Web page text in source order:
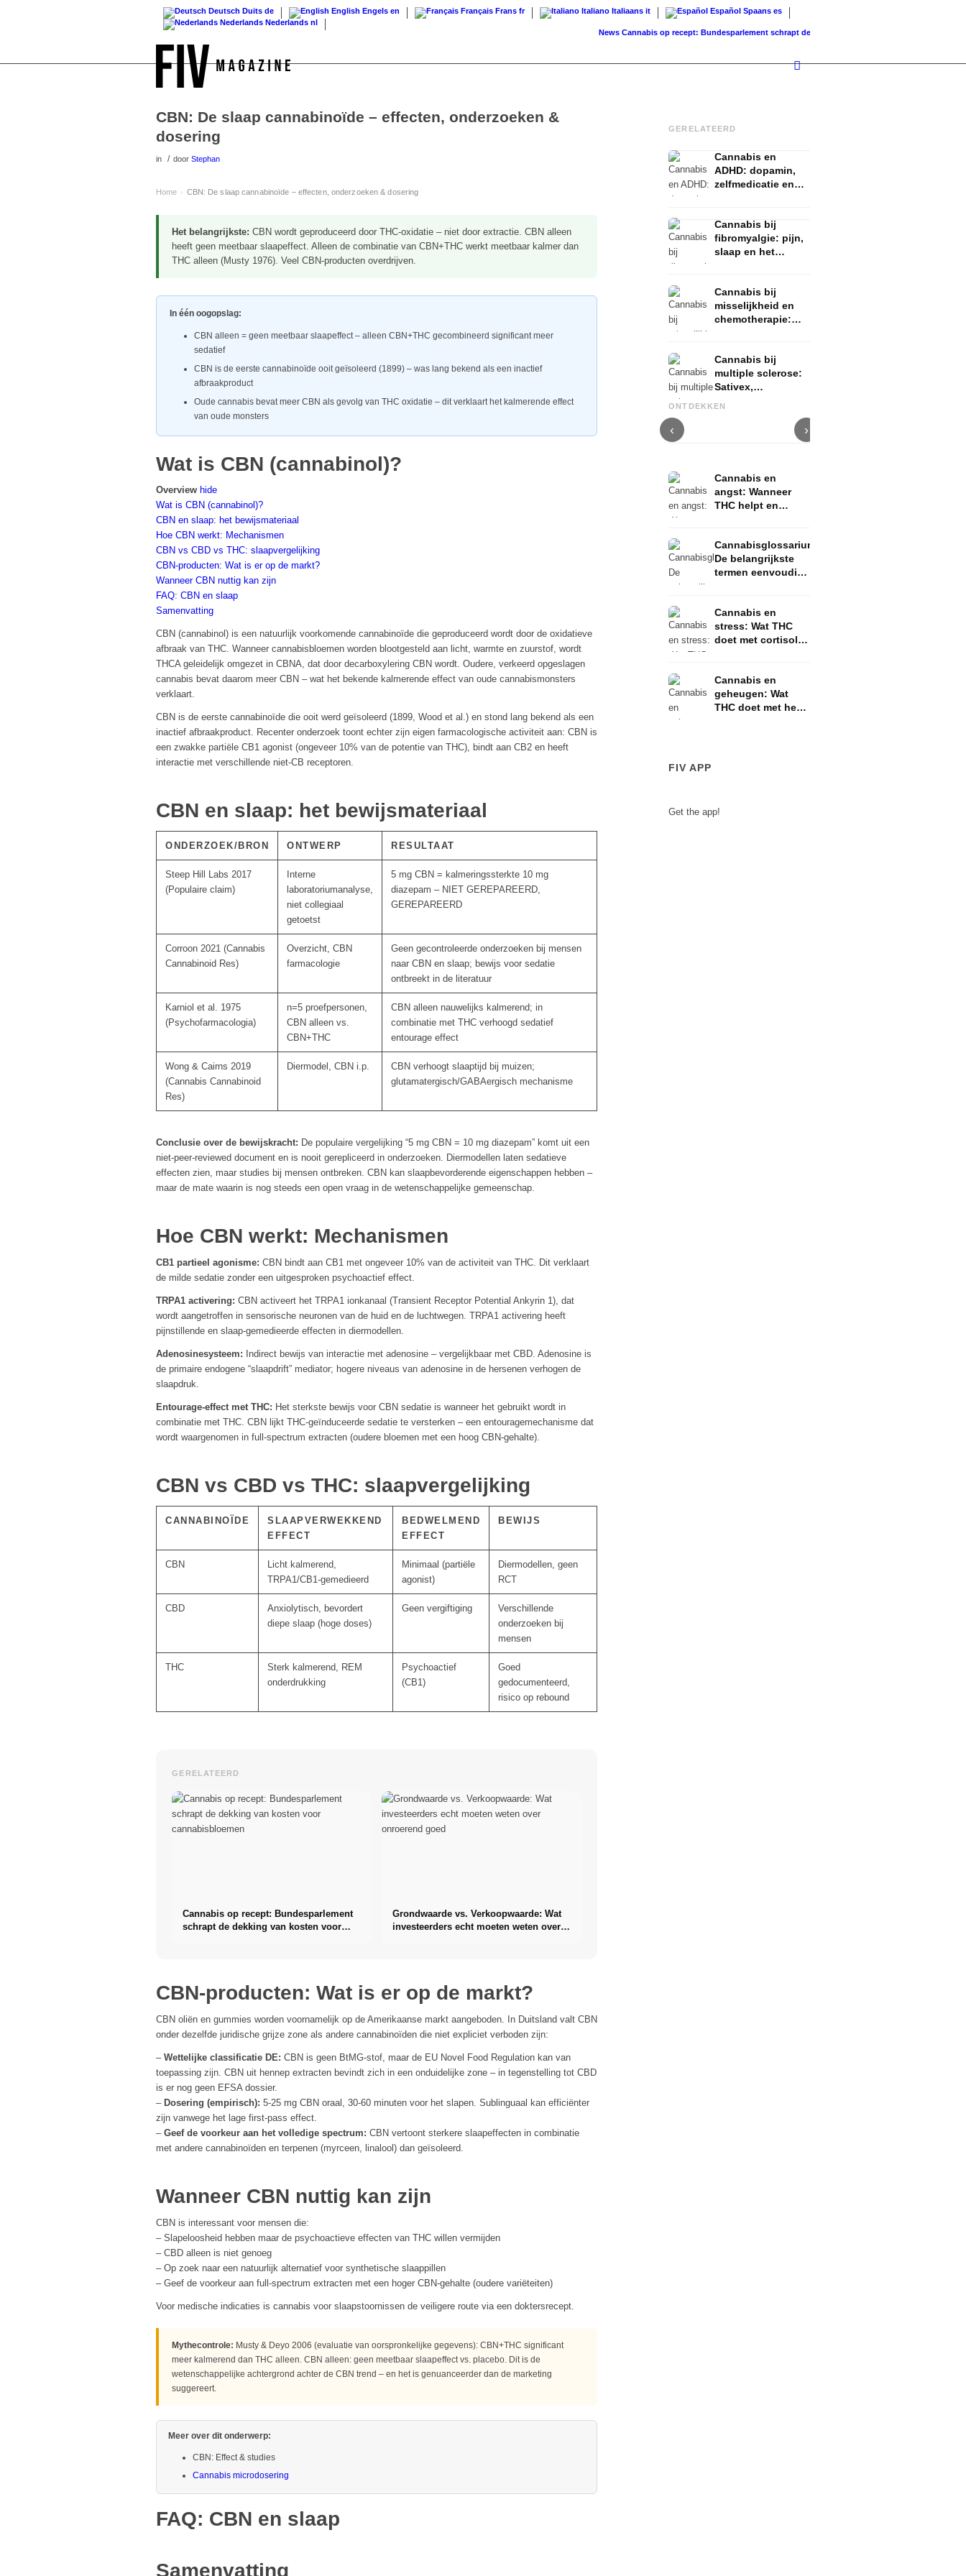
Deutsch Duits de English Engels en Français Frans fr Italiano Italiaans it Español Spaans es
Nederlands Nederlands nl
Cannabis op recept: Bundesparlement schrapt de dekking...
CBN: De slaap cannabinoïde – effecten, onderzoeken &
dosering
in / door Stephan
Home › CBN: De slaap cannabinoïde – effecten, onderzoeken & dosering
Het belangrijkste: CBN wordt geproduceerd door THC-oxidatie – niet door extractie. CBN alleen
heeft geen meetbaar slaapeffect. Alleen de combinatie van CBN+THC werkt meetbaar kalmer dan
THC alleen (Musty 1976). Veel CBN-producten overdrijven.
In één oogopslag:
CBN alleen = geen meetbaar slaapeffect – alleen CBN+THC gecombineerd significant meer
sedatief
CBN is de eerste cannabinoïde ooit geïsoleerd (1899) – was lang bekend als een inactief
afbraakproduct
Oude cannabis bevat meer CBN als gevolg van THC oxidatie – dit verklaart het kalmerende effect
van oude monsters
Wat is CBN (cannabinol)?
Overview hide
Wat is CBN (cannabinol)?
CBN en slaap: het bewijsmateriaal
Hoe CBN werkt: Mechanismen
CBN vs CBD vs THC: slaapvergelijking
CBN-producten: Wat is er op de markt?
Wanneer CBN nuttig kan zijn
FAQ: CBN en slaap
Samenvatting
CBN (cannabinol) is een natuurlijk voorkomende cannabinoïde die geproduceerd wordt door de oxidatieve
afbraak van THC. Wanneer cannabisbloemen worden blootgesteld aan licht, warmte en zuurstof, wordt
THCA geleidelijk omgezet in CBNA, dat door decarboxylering CBN wordt. Oudere, verkeerd opgeslagen
cannabis bevat daarom meer CBN – wat het bekende kalmerende effect van oude cannabismonsters
verklaart.
CBN is de eerste cannabinoïde die ooit werd geïsoleerd (1899, Wood et al.) en stond lang bekend als een
inactief afbraakproduct. Recenter onderzoek toont echter zijn eigen farmacologische activiteit aan: CBN is
een zwakke partiële CB1 agonist (ongeveer 10% van de potentie van THC), bindt aan CB2 en heeft
interactie met verschillende niet-CB receptoren.
CBN en slaap: het bewijsmateriaal
ONDERZOEK/BRON ONTWERP RESULTAAT
Steep Hill Labs 2017
(Populaire claim)
Interne
laboratoriumanalyse,
niet collegiaal
getoetst
5 mg CBN = kalmeringssterkte 10 mg
diazepam – NIET GEREPAREERD,
GEREPAREERD
Corroon 2021 (Cannabis
Cannabinoid Res)
Overzicht, CBN
farmacologie
Geen gecontroleerde onderzoeken bij mensen
naar CBN en slaap; bewijs voor sedatie
ontbreekt in de literatuur
Karniol et al. 1975
(Psychofarmacologia)
n=5 proefpersonen,
CBN alleen vs.
CBN+THC
CBN alleen nauwelijks kalmerend; in
combinatie met THC verhoogd sedatief
entourage effect
Wong & Cairns 2019
(Cannabis Cannabinoid
Res)
Diermodel, CBN i.p.
CBN verhoogt slaaptijd bij muizen;
glutamatergisch/GABAergisch mechanisme
Conclusie over de bewijskracht: De populaire vergelijking “5 mg CBN = 10 mg diazepam” komt uit een
niet-peer-reviewed document en is nooit gerepliceerd in onderzoeken. Diermodellen laten sedatieve
effecten zien, maar studies bij mensen ontbreken. CBN kan slaapbevorderende eigenschappen hebben –
maar de mate waarin is nog steeds een open vraag in de wetenschappelijke gemeenschap.
Hoe CBN werkt: Mechanismen
CB1 partieel agonisme: CBN bindt aan CB1 met ongeveer 10% van de activiteit van THC. Dit verklaart
de milde sedatie zonder een uitgesproken psychoactief effect.
TRPA1 activering: CBN activeert het TRPA1 ionkanaal (Transient Receptor Potential Ankyrin 1), dat
wordt aangetroffen in sensorische neuronen van de huid en de luchtwegen. TRPA1 activering heeft
pijnstillende en slaap-gemedieerde effecten in diermodellen.
Adenosinesysteem: Indirect bewijs van interactie met adenosine – vergelijkbaar met CBD. Adenosine is
de primaire endogene “slaapdrift” mediator; hogere niveaus van adenosine in de hersenen verhogen de
slaapdruk.
Entourage-effect met THC: Het sterkste bewijs voor CBN sedatie is wanneer het gebruikt wordt in
combinatie met THC. CBN lijkt THC-geïnduceerde sedatie te versterken – een entouragemechanisme dat
wordt waargenomen in full-spectrum extracten (oudere bloemen met een hoog CBN-gehalte).
CBN vs CBD vs THC: slaapvergelijking
CANNABINOÏDE
SLAAPVERWEKKEND
EFFECT
BEDWELMEND
EFFECT
BEWIJS
CBN
Licht kalmerend,
TRPA1/CB1-gemedieerd
Minimaal (partiële
agonist)
Diermodellen, geen
RCT
CBD
Anxiolytisch, bevordert
diepe slaap (hoge doses)
Geen vergiftiging
Verschillende
onderzoeken bij
mensen
THC
Sterk kalmerend, REM
onderdrukking
Psychoactief
(CB1)
Goed
gedocumenteerd,
risico op rebound
GERELATEERD
Cannabis op recept: Bundesparlement
schrapt de dekking van kosten voor
Grondwaarde vs. Verkoopwaarde: Wat
investeerders echt moeten weten over
CBN-producten: Wat is er op de markt?
CBN oliën en gummies worden voornamelijk op de Amerikaanse markt aangeboden. In Duitsland valt CBN
onder dezelfde juridische grijze zone als andere cannabinoïden die niet expliciet verboden zijn:
– Wettelijke classificatie DE: CBN is geen BtMG-stof, maar de EU Novel Food Regulation kan van
toepassing zijn. CBN uit hennep extracten bevindt zich in een onduidelijke zone – in tegenstelling tot CBD
is er nog geen EFSA dossier.
– Dosering (empirisch): 5-25 mg CBN oraal, 30-60 minuten voor het slapen. Sublinguaal kan efficiënter
zijn vanwege het lage first-pass effect.
– Geef de voorkeur aan het volledige spectrum: CBN vertoont sterkere slaapeffecten in combinatie
met andere cannabinoïden en terpenen (myrceen, linalool) dan geïsoleerd.
Wanneer CBN nuttig kan zijn
CBN is interessant voor mensen die:
– Slapeloosheid hebben maar de psychoactieve effecten van THC willen vermijden
– CBD alleen is niet genoeg
– Op zoek naar een natuurlijk alternatief voor synthetische slaappillen
– Geef de voorkeur aan full-spectrum extracten met een hoger CBN-gehalte (oudere variëteiten)
Voor medische indicaties is cannabis voor slaapstoornissen de veiligere route via een doktersrecept.
Mythecontrole: Musty & Deyo 2006 (evaluatie van oorspronkelijke gegevens): CBN+THC significant
meer kalmerend dan THC alleen. CBN alleen: geen meetbaar slaapeffect vs. placebo. Dit is de
wetenschappelijke achtergrond achter de CBN trend – en het is genuanceerder dan de marketing
suggereert.
Meer over dit onderwerp:
CBN: Effect & studies
Cannabis microdosering
FAQ: CBN en slaap
Samenvatting
GERELATEERD
Cannabis en
ADHD: dopamin,
zelfmedicatie en
Cannabis bij
fibromyalgie: pijn,
slaap en het
Cannabis bij
misselijkheid en
chemotherapie:
Cannabis bij
multiple sclerose:
Sativex,
ONTDEKKEN
‹
Cannabis en epilepsie: CBD,
Epidiolex en de huidige stand
›
Cannabis en
angst: Wanneer
THC helpt en
Cannabisglossarium:
De belangrijkste
termen eenvoudig
Cannabis en
stress: Wat THC
doet met cortisol
Cannabis en
geheugen: Wat
THC doet met het
FIV APP
Get the app!